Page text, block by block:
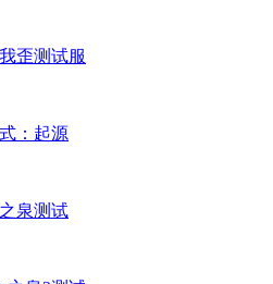
歪测试服
：起源
泉测试